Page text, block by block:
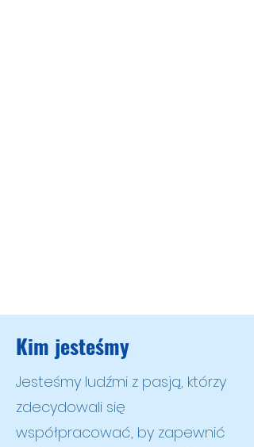
Kim jesteśmy
Jesteśmy ludźmi z pasją, którzy
zdecydowali się
współpracować, by zapewnić